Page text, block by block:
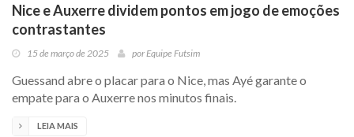
Nice e Auxerre dividem pontos em jogo de emoções
contrastantes
15 de março de 2025 porEquipe Futsim
Guessand abre o placar para o Nice, mas Ayé garante o
empate para o Auxerre nos minutos finais.
LEIA MAIS